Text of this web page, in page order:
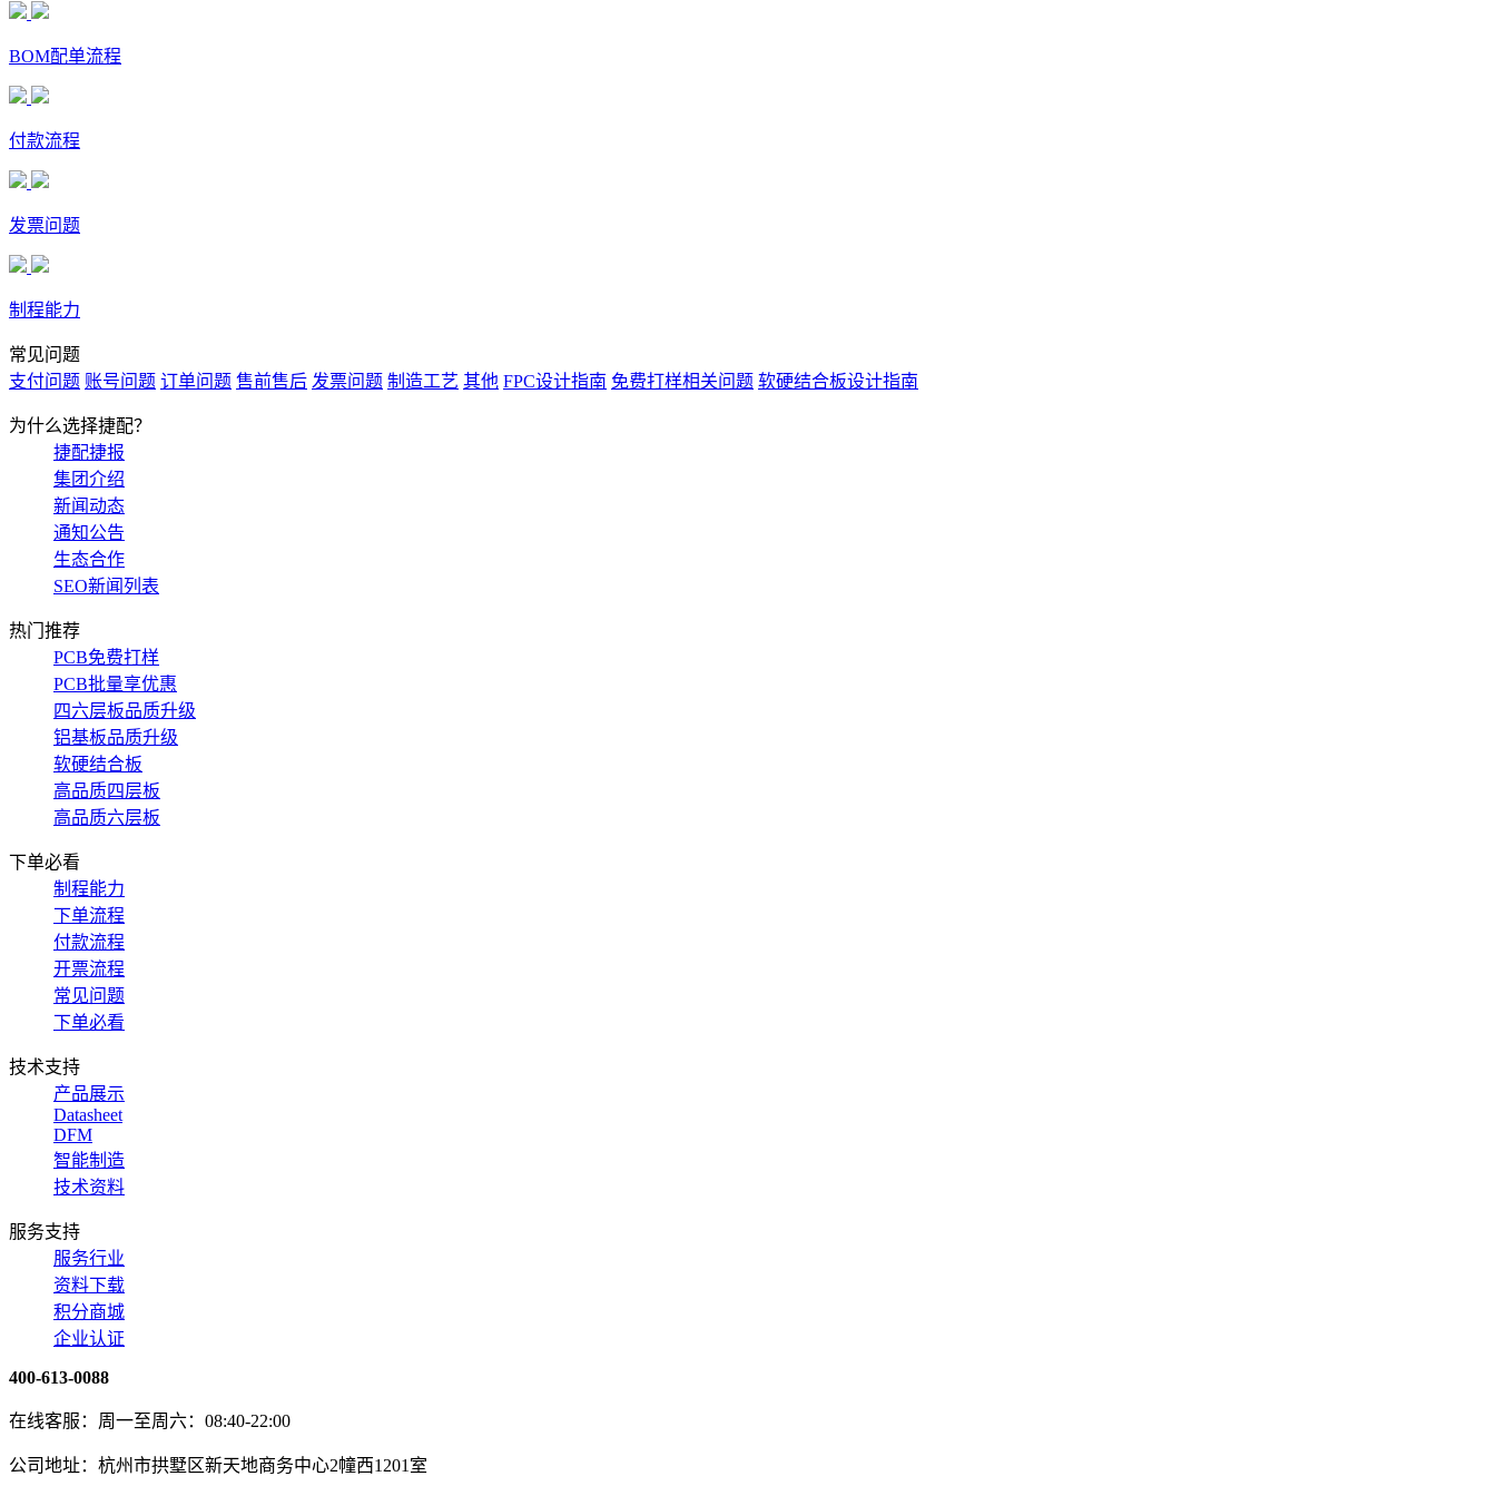
BOM配单流程
付款流程
发票问题
制程能力
常见问题
支付问题 账号问题 订单问题 售前售后 发票问题 制造工艺 其他 FPC设计指南 免费打样相关问题 软硬结合板设计指南
为什么选择捷配？
捷配捷报
集团介绍
新闻动态
通知公告
生态合作
SEO新闻列表
热门推荐
PCB免费打样
PCB批量享优惠
四六层板品质升级
铝基板品质升级
软硬结合板
高品质四层板
高品质六层板
下单必看
制程能力
下单流程
付款流程
开票流程
常见问题
下单必看
技术支持
产品展示
Datasheet
DFM
智能制造
技术资料
服务支持
服务行业
资料下载
积分商城
企业认证
400-613-0088
在线客服：周一至周六：08:40-22:00
公司地址：杭州市拱墅区新天地商务中心2幢西1201室